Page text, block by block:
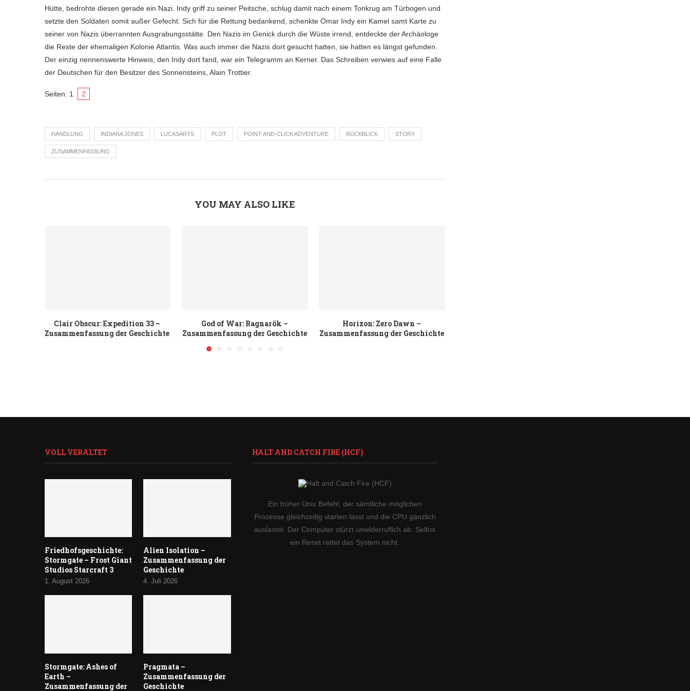
Hütte, bedrohte diesen gerade ein Nazi. Indy griff zu seiner Peitsche, schlug damit nach einem Tonkrug am Türbogen und
setzte den Soldaten somit außer Gefecht. Sich für die Rettung bedankend, schenkte Omar Indy ein Kamel samt Karte zu
seiner von Nazis überrannten Ausgrabungsstätte. Den Nazis im Genick durch die Wüste irrend, entdeckte der Archäologe
die Reste der ehemaligen Kolonie Atlantis. Was auch immer die Nazis dort gesucht hatten, sie hatten es längst gefunden.
Der einzig nennenswerte Hinweis, den Indy dort fand, war ein Telegramm an Kerner. Das Schreiben verwies auf eine Falle
der Deutschen für den Besitzer des Sonnensteins, Alain Trottier.
Seiten: 1 2
HANDLUNG INDIANA JONES LUCASARTS PLOT POINT-AND-CLICK ADVENTURE RÜCKBLICK STORY
ZUSAMMENFASSUNG
YOU MAY ALSO LIKE
God of War: Ragnarök –
Zusammenfassung der Geschichte
Horizon: Zero Dawn –
Zusammenfassung der Geschichte
Warhammer 40.000: Space Marine
2 – Zusammenfassung der...
VOLL VERALTET
Friedhofsgeschichte:
Stormgate – Frost Giant
Studios Starcraft 3
1. August 2026
Alien Isolation –
Zusammenfassung der
Geschichte
4. Juli 2026
Stormgate: Ashes of
Earth –
Zusammenfassung der
Pragmata –
Zusammenfassung der
Geschichte
HALT AND CATCH FIRE (HCF)
Ein früher Unix Befehl, der sämtliche möglichen
Prozesse gleichzeitig starten lässt und die CPU gänzlich
auslastet. Der Computer stürzt unwiderruflich ab. Selbst
ein Reset rettet das System nicht.